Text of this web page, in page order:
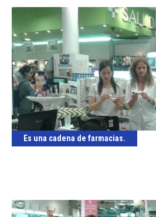
Es una cadena de farmacias.